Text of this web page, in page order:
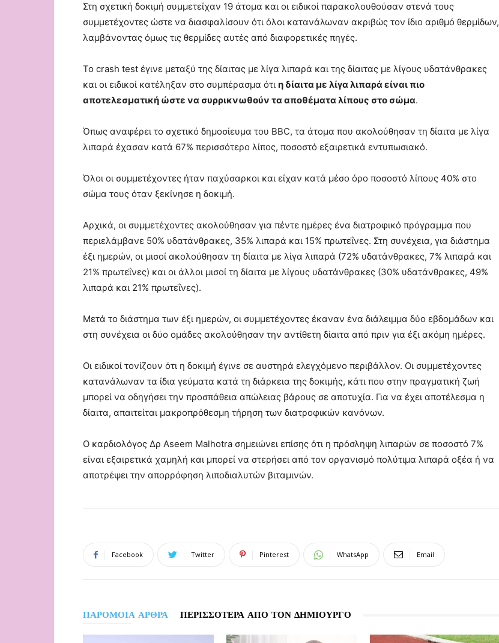
Στη σχετική δοκιμή συμμετείχαν 19 άτομα και οι ειδικοί παρακολουθούσαν στενά τους
συμμετέχοντες ώστε να διασφαλίσουν ότι όλοι κατανάλωναν ακριβώς τον ίδιο αριθμό θερμίδων,
λαμβάνοντας όμως τις θερμίδες αυτές από διαφορετικές πηγές.
Το crash test έγινε μεταξύ της δίαιτας με λίγα λιπαρά και της δίαιτας με λίγους υδατάνθρακες
και οι ειδικοί κατέληξαν στο συμπέρασμα ότι η δίαιτα με λίγα λιπαρά είναι πιο
αποτελεσματική ώστε να συρρικνωθούν τα αποθέματα λίπους στο σώμα.
Όπως αναφέρει το σχετικό δημοσίευμα του BBC, τα άτομα που ακολούθησαν τη δίαιτα με λίγα
λιπαρά έχασαν κατά 67% περισσότερο λίπος, ποσοστό εξαιρετικά εντυπωσιακό.
Όλοι οι συμμετέχοντες ήταν παχύσαρκοι και είχαν κατά μέσο όρο ποσοστό λίπους 40% στο
σώμα τους όταν ξεκίνησε η δοκιμή.
Αρχικά, οι συμμετέχοντες ακολούθησαν για πέντε ημέρες ένα διατροφικό πρόγραμμα που
περιελάμβανε 50% υδατάνθρακες, 35% λιπαρά και 15% πρωτεΐνες. Στη συνέχεια, για διάστημα
έξι ημερών, οι μισοί ακολούθησαν τη δίαιτα με λίγα λιπαρά (72% υδατάνθρακες, 7% λιπαρά και
21% πρωτεΐνες) και οι άλλοι μισοί τη δίαιτα με λίγους υδατάνθρακες (30% υδατάνθρακες, 49%
λιπαρά και 21% πρωτεΐνες).
Μετά το διάστημα των έξι ημερών, οι συμμετέχοντες έκαναν ένα διάλειμμα δύο εβδομάδων και
στη συνέχεια οι δύο ομάδες ακολούθησαν την αντίθετη δίαιτα από πριν για έξι ακόμη ημέρες.
Οι ειδικοί τονίζουν ότι η δοκιμή έγινε σε αυστηρά ελεγχόμενο περιβάλλον. Οι συμμετέχοντες
κατανάλωναν τα ίδια γεύματα κατά τη διάρκεια της δοκιμής, κάτι που στην πραγματική ζωή
μπορεί να οδηγήσει την προσπάθεια απώλειας βάρους σε αποτυχία. Για να έχει αποτέλεσμα η
δίαιτα, απαιτείται μακροπρόθεσμη τήρηση των διατροφικών κανόνων.
Ο καρδιολόγος Δρ Aseem Malhotra σημειώνει επίσης ότι η πρόσληψη λιπαρών σε ποσοστό 7%
είναι εξαιρετικά χαμηλή και μπορεί να στερήσει από τον οργανισμό πολύτιμα λιπαρά οξέα ή να
αποτρέψει την απορρόφηση λιποδιαλυτών βιταμινών.
Facebook Twitter Pinterest WhatsApp Email
ΠΑΡΟΜΟΙΑ ΑΡΘΡΑ ΠΕΡΙΣΣΟΤΕΡΑ ΑΠΟ ΤΟΝ ΔΗΜΙΟΥΡΓΟ